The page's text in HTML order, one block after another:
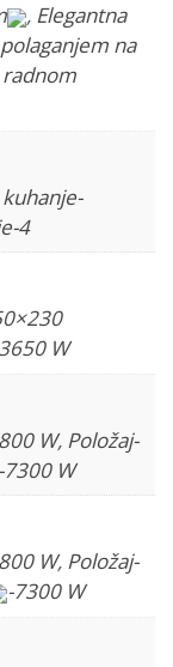
, Elegantna
na
radnom
4
W
W, Položaj-
W
W, Položaj-
-7300 W